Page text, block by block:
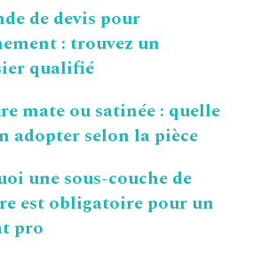
de devis pour
: trouvez un
qualifié
mate ou satinée : quelle
adopter selon la pièce
une sous-couche de
est obligatoire pour un
pro